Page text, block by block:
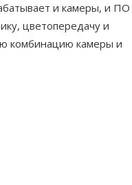
и камеры, и ПО
цветопередачу и
комбинацию камеры и